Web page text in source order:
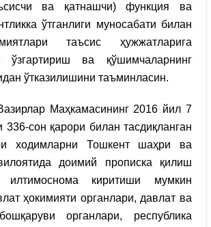
ва қатнашчи) функция ва
ўтганлиги муносабати билан
таъсис ҳужжатларига
ўзгартириш ва қўшимчаларнинг
ўтказилишини таъминласин.
Маҳкамасининг 2016 йил 7
336-сон қарори билан тасдиқланган
ходимларни Тошкент шаҳри ва
доимий прописка қилиш
илтимоснома киритиши мумкин
ҳокимияти органлари, давлат ва
органлари, республика